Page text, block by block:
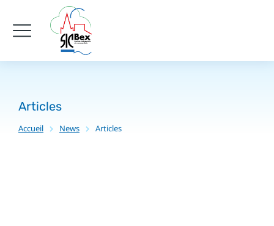
Articles
Vous êtes ici :
Accueil News Articles